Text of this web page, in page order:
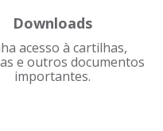
Downloads
acesso à cartilhas,
e outros documentos
importantes.